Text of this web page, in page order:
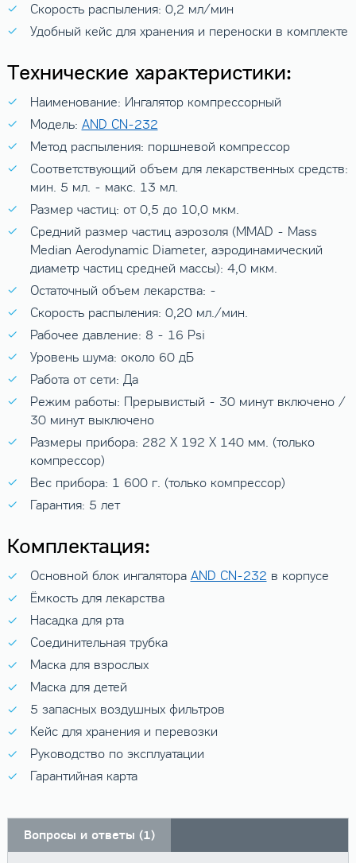
Скорость распыления: 0,2 мл/мин
Удобный кейс для хранения и переноски в комплекте
Технические характеристики:
Наименование: Ингалятор компрессорный
Модель: AND CN-232
Метод распыления: поршневой компрессор
Соответствующий объем для лекарственных средств:
мин. 5 мл. - макс. 13 мл.
Размер частиц: от 0,5 до 10,0 мкм.
Средний размер частиц аэрозоля (MMAD - Mass
Median Aerodynamic Diameter, аэродинамический
диаметр частиц средней массы): 4,0 мкм.
Остаточный объем лекарства: -
Скорость распыления: 0,20 мл./мин.
Рабочее давление: 8 - 16 Psi
Уровень шума: около 60 дБ
Работа от сети: Да
Режим работы: Прерывистый - 30 минут включено /
30 минут выключено
Размеры прибора: 282 X 192 X 140 мм. (только
компрессор)
Вес прибора: 1 600 г. (только компрессор)
Гарантия: 5 лет
Комплектация:
Основной блок ингалятора AND CN-232 в корпусе
Ёмкость для лекарства
Насадка для рта
Соединительная трубка
Маска для взрослых
Маска для детей
5 запасных воздушных фильтров
Кейс для хранения и перевозки
Руководство по эксплуатации
Гарантийная карта
Вопросы и ответы (1)